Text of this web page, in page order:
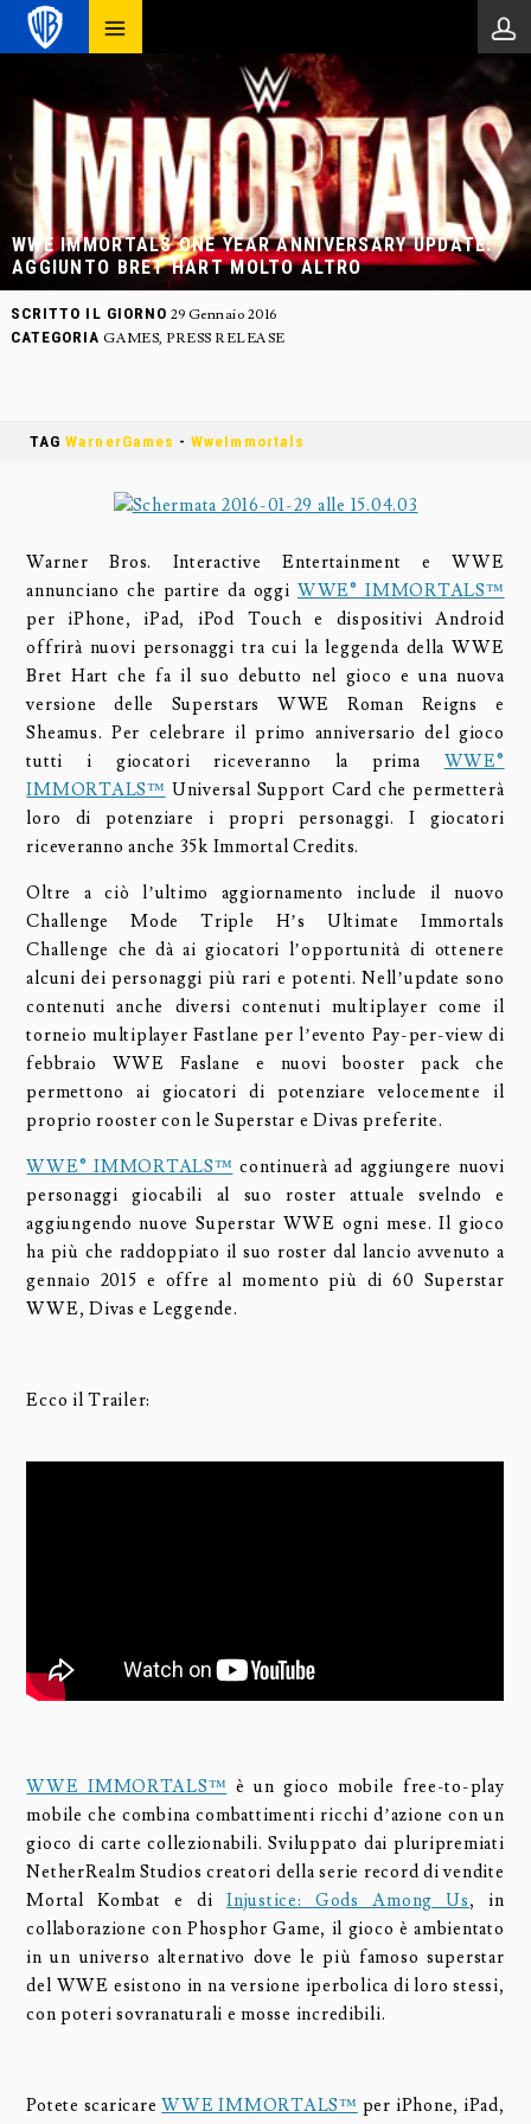
WWE IMMORTALS ONE YEAR ANNIVERSARY UPDATE:
AGGIUNTO BRET HART MOLTO ALTRO
SCRITTO IL GIORNO 29 Gennaio 2016
CATEGORIA GAMES, PRESS RELEASE
TAGWarnerGames -WweImmortals
Warner Bros. Interactive Entertainment e WWE
annunciano che partire da oggiWWE® IMMORTALS™
per iPhone, iPad, iPod Touch e dispositivi Android
offrirà nuovi personaggi tra cui la leggenda della WWE
Bret Hart che fa il suo debutto nel gioco e una nuova
versione delle Superstars WWE Roman Reigns e
Sheamus. Per celebrare il primo anniversario del gioco
tutti i giocatori riceveranno la prima WWE®
IMMORTALS™ Universal Support Card che permetterà
loro di potenziare i propri personaggi. I giocatori
riceveranno anche 35k Immortal Credits.
Oltre a ciò l’ultimo aggiornamento include il nuovo
Challenge Mode Triple H’s Ultimate Immortals
Challenge che dà ai giocatori l’opportunità di ottenere
alcuni dei personaggi più rari e potenti. Nell’update sono
contenuti anche diversi contenuti multiplayer come il
torneio multiplayer Fastlane per l’evento Pay-per-view di
febbraio WWE Faslane e nuovi booster pack che
permettono ai giocatori di potenziare velocemente il
proprio rooster con le Superstar e Divas preferite.
WWE® IMMORTALS™ continuerà ad aggiungere nuovi
personaggi giocabili al suo roster attuale svelndo e
aggiungendo nuove Superstar WWE ogni mese. Il gioco
ha più che raddoppiato il suo roster dal lancio avvenuto a
gennaio 2015 e offre al momento più di 60 Superstar
WWE, Divas e Leggende.
Ecco il Trailer:
WWE IMMORTALS™ è un gioco mobile free-to-play
mobile che combina combattimenti ricchi d’azione con un
gioco di carte collezionabili. Sviluppato dai pluripremiati
NetherRealm Studios creatori della serie record di vendite
Mortal Kombat e diInjustice: Gods Among Us, in
collaborazione con Phosphor Game, il gioco è ambientato
in un universo alternativo dove le più famoso superstar
del WWE esistono in na versione iperbolica di loro stessi,
con poteri sovranaturali e mosse incredibili.
Potete scaricareWWE IMMORTALS™ per iPhone, iPad,